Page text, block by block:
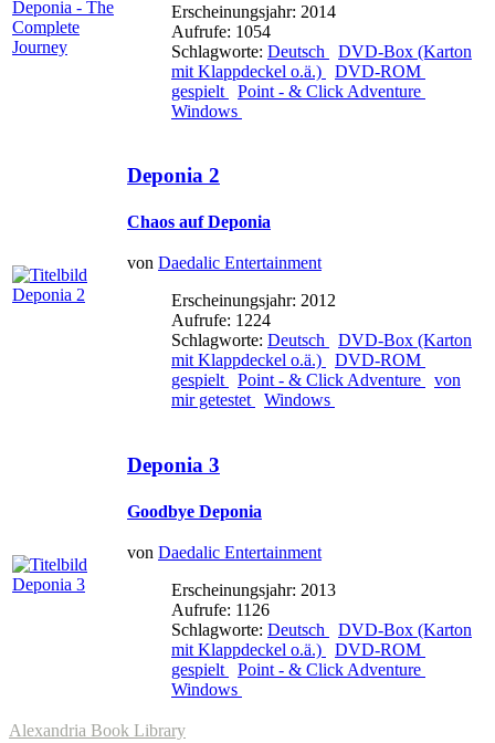
Erscheinungsjahr: 2014
Aufrufe: 1054
Schlagworte: Deutsch
DVD-Box (Karton
mit Klappdeckel o.ä.)
DVD-ROM
gespielt
Point - & Click Adventure
Windows
Deponia 2
Chaos auf Deponia
von Daedalic Entertainment
Erscheinungsjahr: 2012
Aufrufe: 1224
Schlagworte: Deutsch
DVD-Box (Karton
mit Klappdeckel o.ä.)
DVD-ROM
gespielt
Point - & Click Adventure
von
mir getestet
Windows
Deponia 3
Goodbye Deponia
von Daedalic Entertainment
Erscheinungsjahr: 2013
Aufrufe: 1126
Schlagworte: Deutsch
DVD-Box (Karton
mit Klappdeckel o.ä.)
DVD-ROM
gespielt
Point - & Click Adventure
Windows
Alexandria Book Library